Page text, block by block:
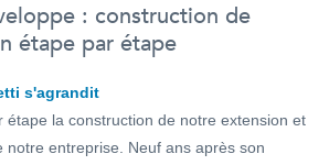
: construction de
étape par étape
s'agrandit
étape la construction de notre extension et
notre entreprise. Neuf ans après son